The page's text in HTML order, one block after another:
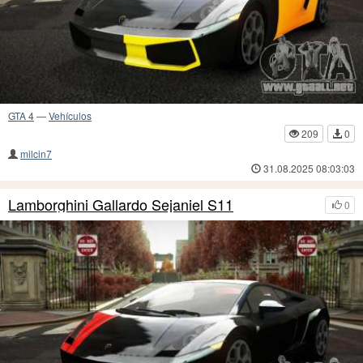
GTA 4—Vehículos
209
0
milcin7
31.08.2025 08:03:03
0
Lamborghini Gallardo Sejaniel S11